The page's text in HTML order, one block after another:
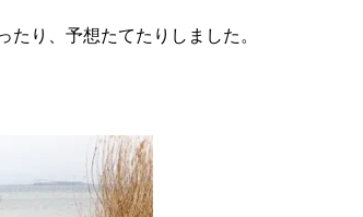
り、予想たてたりしました。